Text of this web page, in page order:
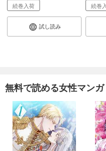
続巻入荷
試し読み
続巻
無料で読める女性マンガ